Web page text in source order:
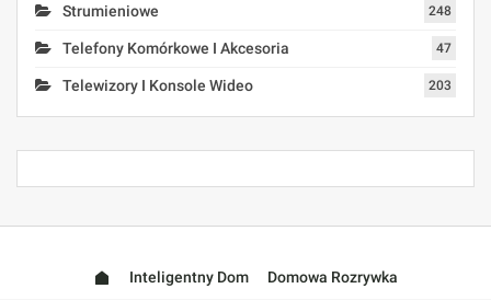
Strumieniowe 248
Telefony Komórkowe I Akcesoria 47
Telewizory I Konsole Wideo 203
Inteligentny Dom
Domowa Rozrywka